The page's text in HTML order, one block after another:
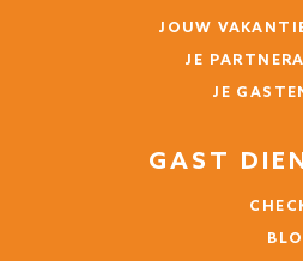
IS HET
11 Maanden
Blick übers Tal, aber
maximal 4 Personen
JOUW
JE
JE
GAST